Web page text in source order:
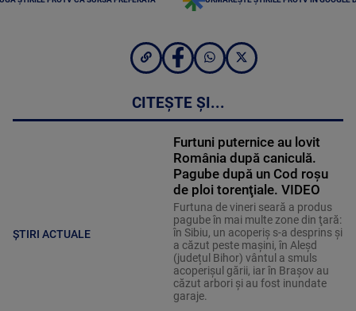
CITEȘTE ȘI...
ȘTIRI ACTUALE
Furtuni puternice au lovit
România după caniculă.
Pagube după un Cod roşu
de ploi torenţiale. VIDEO
Furtuna de vineri seară a produs
pagube în mai multe zone din ţară:
în Sibiu, un acoperiş s-a desprins și
a căzut peste maşini, în Aleşd
(județul Bihor) vântul a smuls
acoperişul gării, iar în Braşov au
căzut arbori şi au fost inundate
garaje.